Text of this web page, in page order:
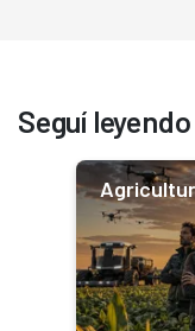
Seguí leyendo